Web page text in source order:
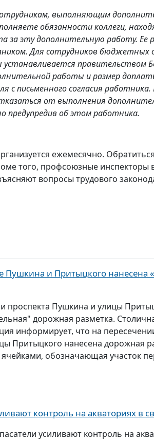
выполняющим
обязанности коллеги,
эту дополнительную работу. Ее
Для сотрудников бюджетных
правительством
работы и размер
с письменного согласия
от выполнения
об этом работника.
ежемесячно.
того, профсоюзные инспекторы
вопросы трудового
Пушкина и Притыцкого нанесена
проспекта Пушкина и улицы
дорожная разметка.
информирует, что на
Притыцкого нанесена дорожная
обозначающая участок
контроль на акваториях в
усиливают контроль на